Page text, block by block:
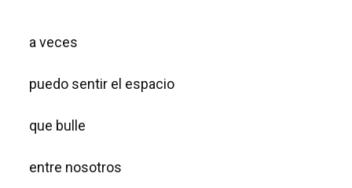
a veces
puedo sentir el espacio
que bulle
entre nosotros